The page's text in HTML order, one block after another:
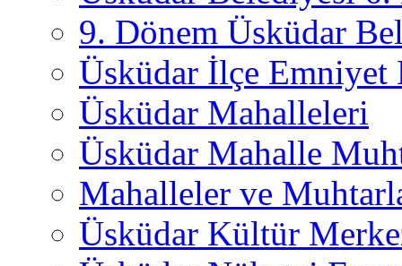
9. Dönem Üsküdar
Üsküdar İlçe
Üsküdar Mahalleleri
Üsküdar Mahalle
Mahalleler ve
Üsküdar Kültür